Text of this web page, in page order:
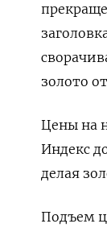
золото
Цены на
Индекс
делая
Подъем